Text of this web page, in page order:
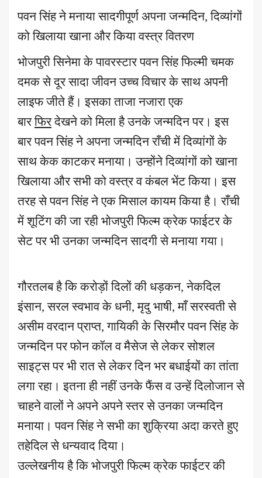
पवन सिंह ने मनाया सादगीपूर्ण अपना जन्मदिन, दिव्यांगों
को खिलाया खाना और किया वस्त्र वितरण
भोजपुरी सिनेमा के पावरस्टार पवन सिंह फिल्मी चमक
दमक से दूर सादा जीवन उच्च विचार के साथ अपनी
लाइफ जीते हैं। इसका ताजा नजारा एक
बार फिर देखने को मिला है उनके जन्मदिन पर। इस
बार पवन सिंह ने अपना जन्मदिन राँची में दिव्यांगों के
साथ केक काटकर मनाया। उन्होंने दिव्यांगों को खाना
खिलाया और सभी को वस्त्र व कंबल भेंट किया। इस
तरह से पवन सिंह ने एक मिसाल कायम किया है। राँची
में शूटिंग की जा रही भोजपुरी फिल्म क्रेक फाईटर के
सेट पर भी उनका जन्मदिन सादगी से मनाया गया।
गौरतलब है कि करोड़ों दिलों की धड़कन, नेकदिल
इंसान, सरल स्वभाव के धनी, मृदु भाषी, माँ सरस्वती से
असीम वरदान प्राप्त, गायिकी के सिरमौर पवन सिंह के
जन्मदिन पर फोन कॉल व मैसेज से लेकर सोशल
साइट्स पर भी रात से लेकर दिन भर बधाईयों का तांता
लगा रहा। इतना ही नहीं उनके फैंस व उन्हें दिलोजान से
चाहने वालों ने अपने अपने स्तर से उनका जन्मदिन
मनाया। पवन सिंह ने सभी का शुक्रिया अदा करते हुए
तहेदिल से धन्यवाद दिया।
उल्लेखनीय है कि भोजपुरी फिल्म क्रेक फाईटर की